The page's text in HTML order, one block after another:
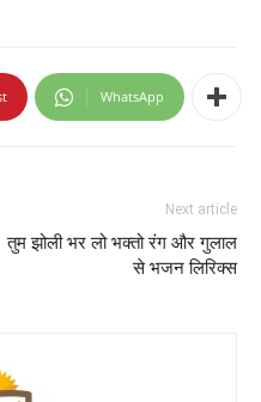
WhatsApp
Next article
तुम झोली भर लो भक्तो रंग और गुलाल
से भजन लिरिक्स